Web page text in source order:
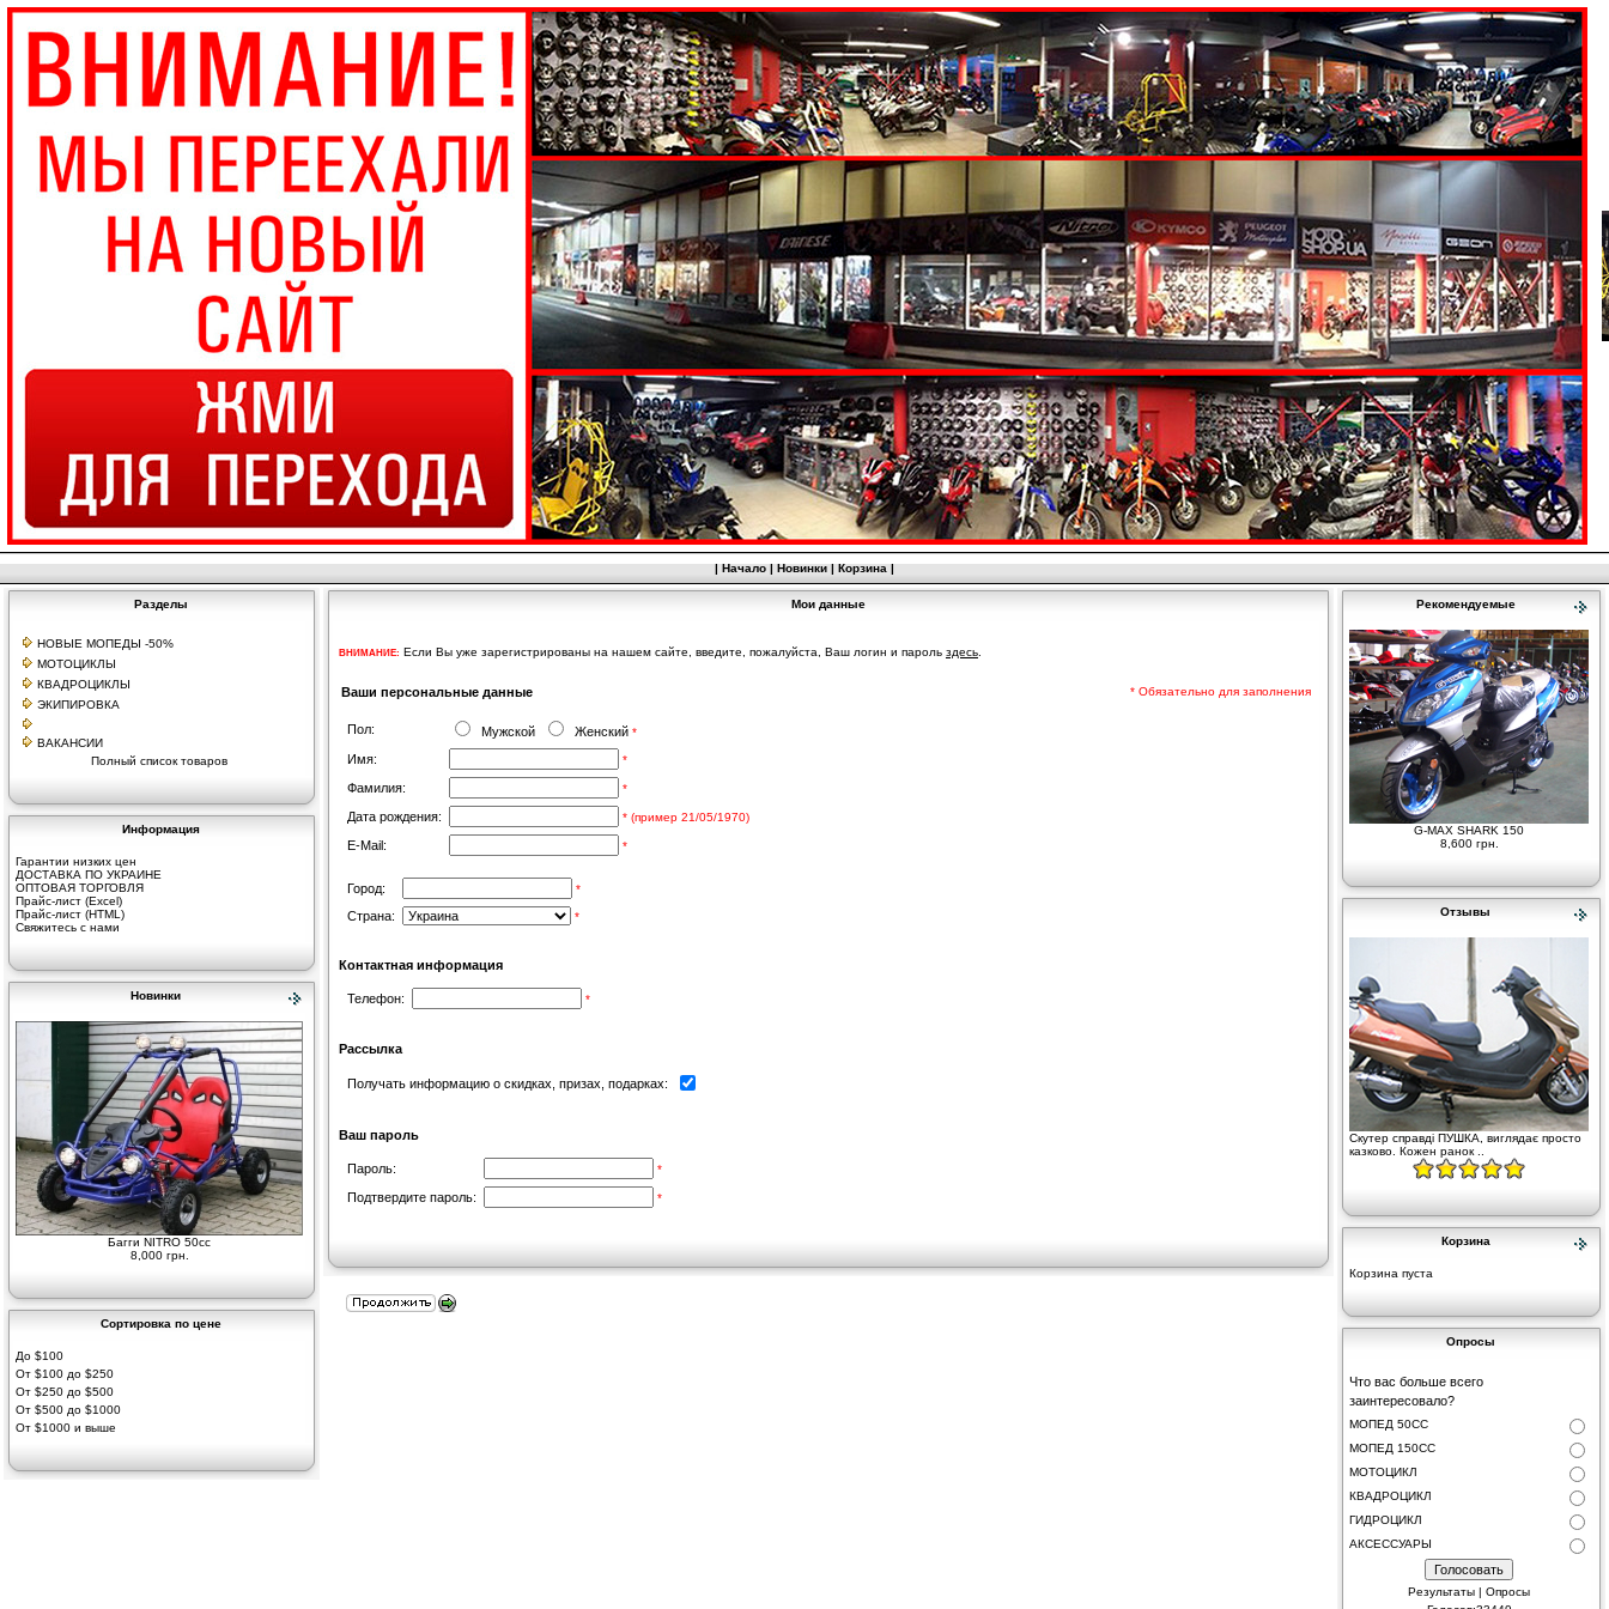
|Начало|Новинки|Корзина|
Разделы
НОВЫЕ МОПЕДЫ -50%
МОТОЦИКЛЫ
КВАДРОЦИКЛЫ
ЭКИПИРОВКА
ВАКАНСИИ
Полный список товаров
Информация
Гарантии низких цен
ДОСТАВКА ПО УКРАИНЕ
ОПТОВАЯ ТОРГОВЛЯ
Прайс-лист (Excel)
Прайс-лист (HTML)
Свяжитесь с нами
Новинки
Багги NITRO 50cc
8,000 грн.
Сортировка по цене
До $100
От $100 до $250
От $250 до $500
От $500 до $1000
От $1000 и выше
Мои данные
ВНИМАНИЕ: Если Вы уже зарегистрированы на нашем сайте, введите, пожалуйста, Ваш логин и пароль здесь
Ваши персональные данные * Обязательно для заполнения
Пол: Мужской Женский *
Имя: *
Фамилия: *
Дата рождения: * (пример 21/05/1970)
E-Mail: *
Город: *
Страна: *
Контактная информация
Телефон: *
Рассылка
Получать информацию о скидках, призах, подарках:
Ваш пароль
Пароль: *
Подтвердите пароль: *
Рекомендуемые
G-MAX SHARK 150
8,600 грн.
Отзывы
Скутер справді ПУШКА, виглядає просто
казково. Кожен ранок ..
Корзина
Корзина пуста
Опросы
Что вас больше всего
заинтересовало?
МОПЕД 50СС
МОПЕД 150СС
МОТОЦИКЛ
КВАДРОЦИКЛ
ГИДРОЦИКЛ
АКСЕССУАРЫ
Результаты | Опросы